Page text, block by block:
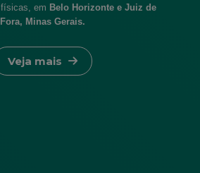
físicas, em Belo Horizonte e Juiz de
Fora, Minas Gerais.
Veja mais